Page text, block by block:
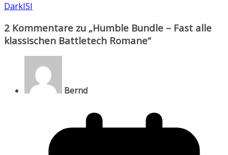
DarkISI
2 Kommentare zu „Humble Bundle – Fast alle
klassischen Battletech Romane“
Bernd